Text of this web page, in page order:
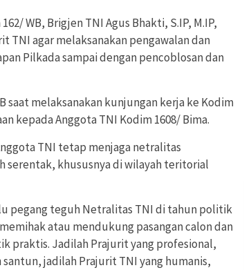
WB, Brigjen TNI Agus Bhakti, S.IP, M.IP,
TNI agar melaksanakan pengawalan dan
Pilkada sampai dengan pencoblosan dan
saat melaksanakan kunjungan kerja ke Kodim
kepada Anggota TNI Kodim 1608/ Bima.
TNI tetap menjaga netralitas
serentak, khususnya di wilayah teritorial
pegang teguh Netralitas TNI di tahun politik
atau mendukung pasangan calon dan
praktis. Jadilah Prajurit yang profesional,
jadilah Prajurit TNI yang humanis,